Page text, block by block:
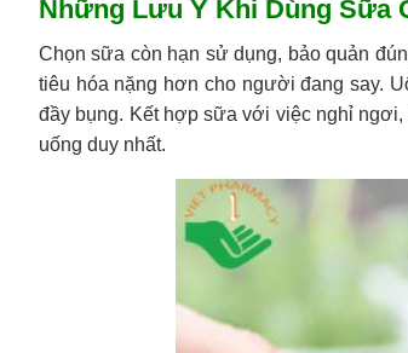
Những Lưu Ý Khi Dùng Sữa
Chọn sữa còn hạn sử dụng, bảo quản
tiêu hóa nặng hơn cho người đang say.
đầy bụng. Kết hợp sữa với việc nghỉ
uống duy nhất.